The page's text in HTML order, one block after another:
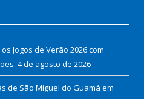
Jogos de Verão 2026 com
4 de agosto de 2026
de São Miguel do Guamá em